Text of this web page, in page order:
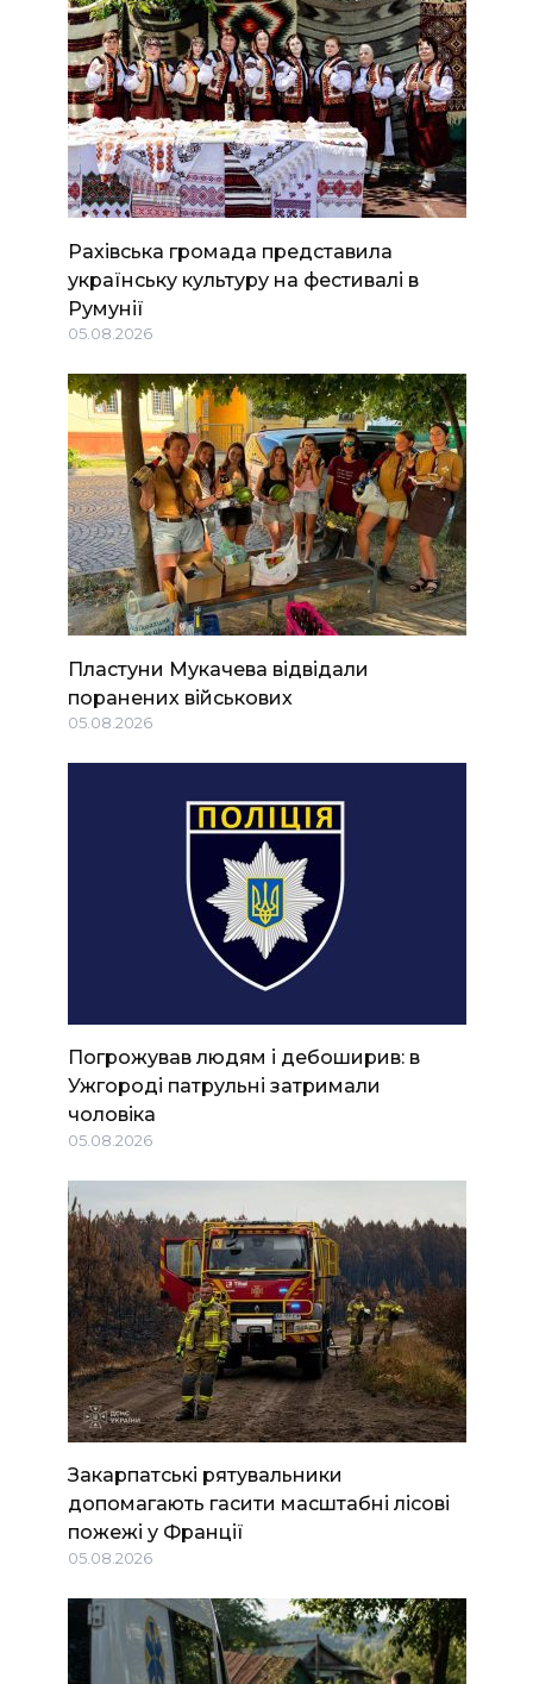
Рахівська громада представила
українську культуру на фестивалі в
Румунії
05.08.2026
Пластуни Мукачева відвідали
поранених військових
05.08.2026
Погрожував людям і дебоширив: в
Ужгороді патрульні затримали
чоловіка
05.08.2026
Закарпатські рятувальники
допомагають гасити масштабні лісові
пожежі у Франції
05.08.2026